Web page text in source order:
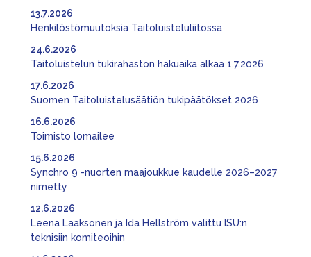
Henkilöstömuutoksia Taitoluisteluliitossa
13.7.2026
Taitoluistelun tukirahaston hakuaika alkaa 1.7.2026
24.6.2026
Suomen Taitoluistelusäätiön tukipäätökset 2026
17.6.2026
Toimisto lomailee
16.6.2026
Synchro 9 -nuorten maajoukkue kaudelle 2026–2027
nimetty
15.6.2026
Leena Laaksonen ja Ida Hellström valittu ISU:n
teknisiin komiteoihin
12.6.2026